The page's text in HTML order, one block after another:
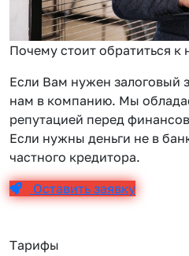
Почему стоит обратиться к
Если Вам нужен залоговый
нам в компанию. Мы
репутацией перед
Если нужны деньги не в
частного кредитора.
Оставить заявку
Тарифы